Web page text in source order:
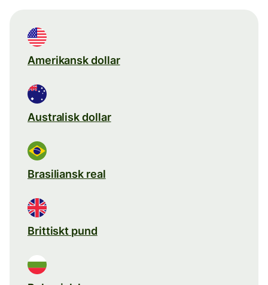
Amerikansk dollar
Australisk dollar
Brasiliansk real
Brittiskt pund